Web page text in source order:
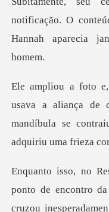
icação. O
Ha
aliança de
mandíbula se
cruzou